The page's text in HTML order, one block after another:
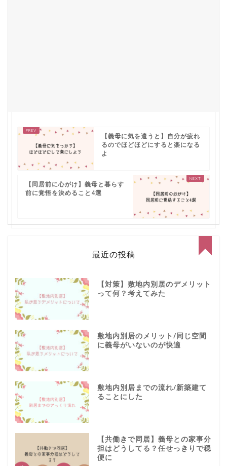
【義母に気を遣うと】自分が疲れ
るのでほどほどにすると楽になる
よ
【同居前に心がけ】義母と暮らす
前に覚悟を決めること4選
最近の投稿
【対策】敷地内別居のデメリット
って何？考えてみた
敷地内別居のメリット/同じ空間
に義母がいないのが快適
敷地内別居までの流れ/新築建て
ることにした
【共働きで同居】義母との家事分
担はどうしてる？任せっきりで穏
便に